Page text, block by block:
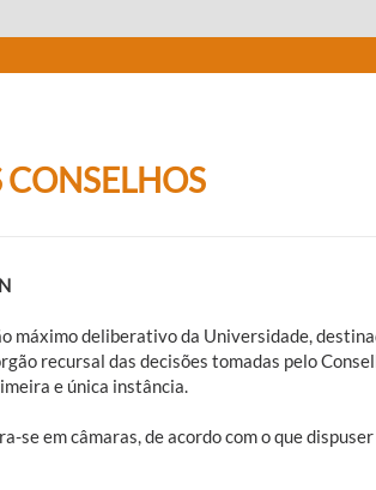
CONSELHOS
máximo deliberativo da Universidade,
recursal das decisões tomadas pelo
e única instância.
em câmaras, de acordo com o que